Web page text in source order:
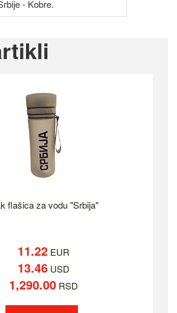
- Kobre.
flašica za vodu "Srbija"
11.22EUR
13.46USD
1,290.00RSD